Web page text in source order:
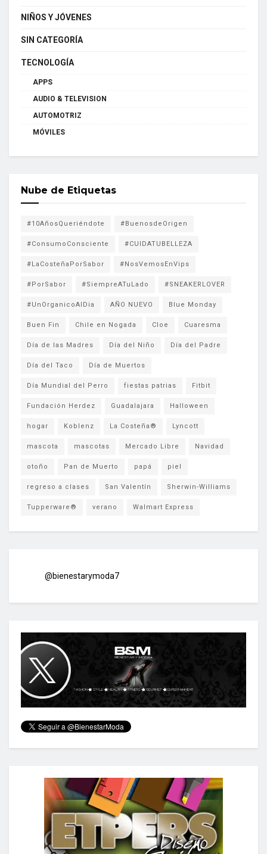
NIÑOS Y JÓVENES
SIN CATEGORÍA
TECNOLOGÍA
APPS
AUDIO & TELEVISION
AUTOMOTRIZ
MÓVILES
Nube de Etiquetas
#10AñosQueriéndote #BuenosdeOrigen
#ConsumoConsciente #CUIDATUBELLEZA
#LaCosteñaPorSabor #NosVemosEnVips
#PorSabor #SiempreATuLado #SNEAKERLOVER
#UnOrganicoAlDia AÑO NUEVO Blue Monday
Buen Fin Chile en Nogada Cloe Cuaresma
Día de las Madres Día del Niño Día del Padre
Día del Taco Día de Muertos
Día Mundial del Perro fiestas patrias Fitbit
Fundación Herdez Guadalajara Halloween
hogar Koblenz La Costeña® Lyncott
mascota mascotas Mercado Libre Navidad
otoño Pan de Muerto papá piel
regreso a clases San Valentín Sherwin-Williams
Tupperware® verano Walmart Express
@bienestarymoda7